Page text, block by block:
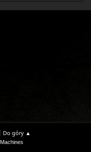
Do góry ▲